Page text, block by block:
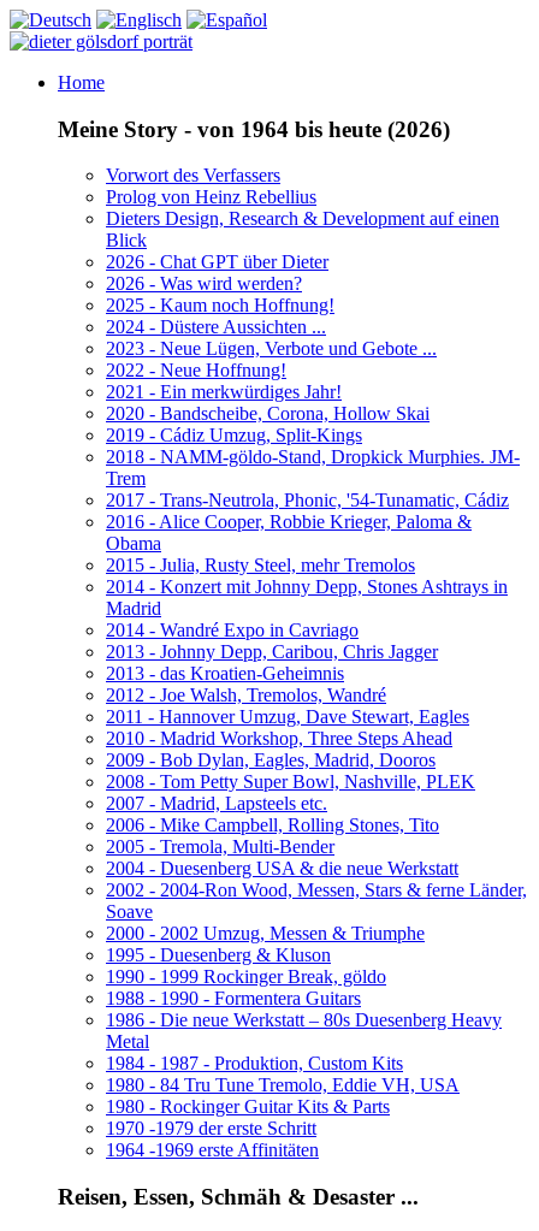
Home
Meine Story - von 1964 bis heute (2026)
Vorwort des Verfassers
Prolog von Heinz Rebellius
Dieters Design, Research & Development auf einen
Blick
2026 - Chat GPT über Dieter
2026 - Was wird werden?
2025 - Kaum noch Hoffnung!
2024 - Düstere Aussichten ...
2023 - Neue Lügen, Verbote und Gebote ...
2022 - Neue Hoffnung!
2021 - Ein merkwürdiges Jahr!
2020 - Bandscheibe, Corona, Hollow Skai
2019 - Cádiz Umzug, Split-Kings
2018 - NAMM-göldo-Stand, Dropkick Murphies. JM-
Trem
2017 - Trans-Neutrola, Phonic, '54-Tunamatic, Cádiz
2016 - Alice Cooper, Robbie Krieger, Paloma &
Obama
2015 - Julia, Rusty Steel, mehr Tremolos
2014 - Konzert mit Johnny Depp, Stones Ashtrays in
Madrid
2014 - Wandré Expo in Cavriago
2013 - Johnny Depp, Caribou, Chris Jagger
2013 - das Kroatien-Geheimnis
2012 - Joe Walsh, Tremolos, Wandré
2011 - Hannover Umzug, Dave Stewart, Eagles
2010 - Madrid Workshop, Three Steps Ahead
2009 - Bob Dylan, Eagles, Madrid, Dooros
2008 - Tom Petty Super Bowl, Nashville, PLEK
2007 - Madrid, Lapsteels etc.
2006 - Mike Campbell, Rolling Stones, Tito
2005 - Tremola, Multi-Bender
2004 - Duesenberg USA & die neue Werkstatt
2002 - 2004-Ron Wood, Messen, Stars & ferne Länder,
Soave
2000 - 2002 Umzug, Messen & Triumphe
1995 - Duesenberg & Kluson
1990 - 1999 Rockinger Break, göldo
1988 - 1990 - Formentera Guitars
1986 - Die neue Werkstatt – 80s Duesenberg Heavy
Metal
1984 - 1987 - Produktion, Custom Kits
1980 - 84 Tru Tune Tremolo, Eddie VH, USA
1980 - Rockinger Guitar Kits & Parts
1970 -1979 der erste Schritt
1964 -1969 erste Affinitäten
Reisen, Essen, Schmäh & Desaster ...